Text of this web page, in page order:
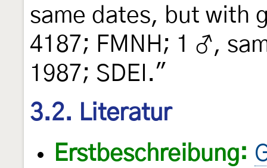
same dates, but with
4187; FMNH; 1 ♂,
1987; SDEI."
3.2. Literatur
Erstbeschreibung: